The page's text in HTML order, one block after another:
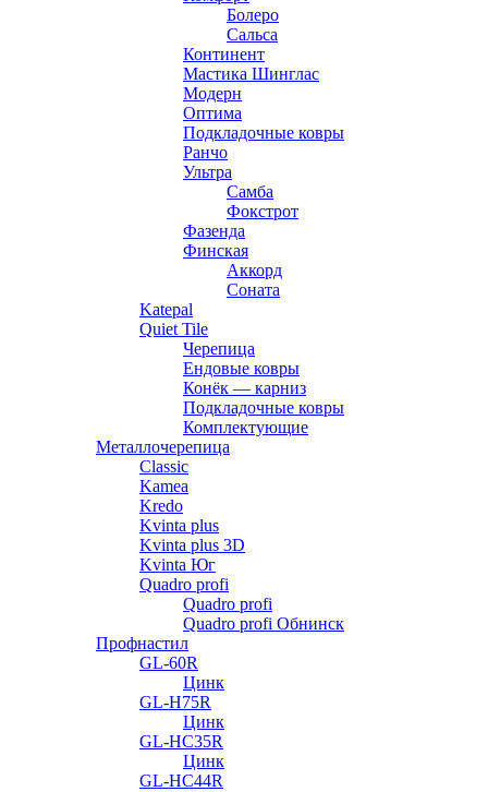
Болеро
Сальса
Континент
Мастика Шинглас
Модерн
Оптима
Подкладочные ковры
Ранчо
Ультра
Самба
Фокстрот
Фазенда
Финская
Аккорд
Соната
Katepal
Quiet Tile
Черепица
Ендовые ковры
Конёк — карниз
Подкладочные ковры
Комплектующие
Металлочерепица
Classic
Kamea
Kredo
Kvinta plus
Kvinta plus 3D
Kvinta Юг
Quadro profi
Quadro profi
Quadro profi Обнинск
Профнастил
GL-60R
Цинк
GL-H75R
Цинк
GL-HC35R
Цинк
GL-HC44R